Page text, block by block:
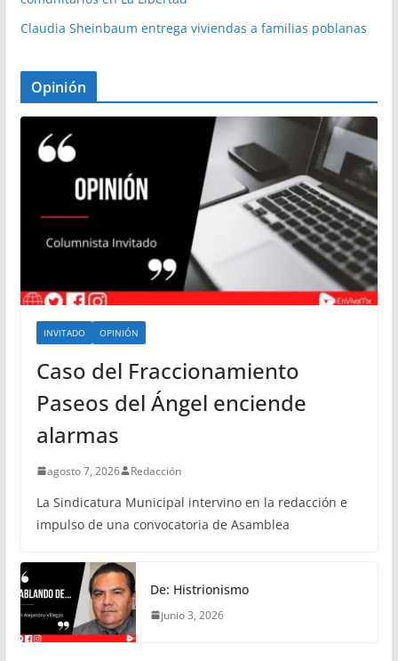
Claudia Sheinbaum entrega viviendas a familias poblanas
Opinión
INVITADO OPINIÓN
Caso del Fraccionamiento
Paseos del Ángel enciende
alarmas
agosto 7, 2026 Redacción
La Sindicatura Municipal intervino en la redacción e
impulso de una convocatoria de Asamblea
De: Histrionismo
junio 3, 2026